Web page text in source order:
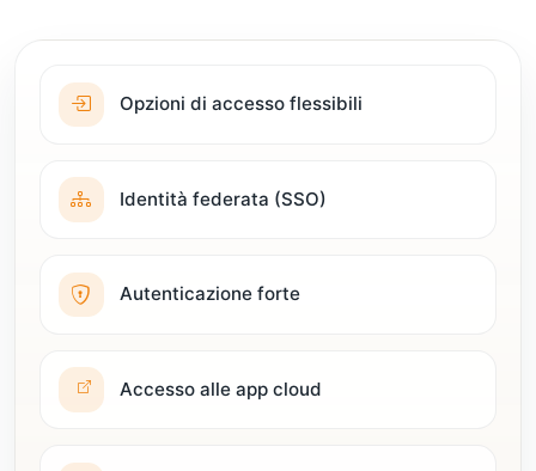
Opzioni di accesso flessibili
Identità federata (SSO)
Autenticazione forte
Accesso alle app cloud